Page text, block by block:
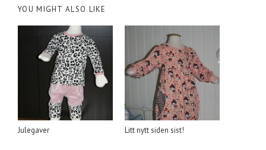
YOU MIGHT ALSO LIKE
Julegaver Litt nytt siden sist!